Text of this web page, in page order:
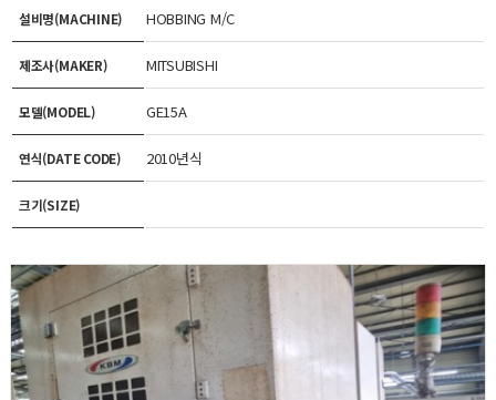
설비명(MACHINE) HOBBING M/C
제조사(MAKER) MITSUBISHI
모델(MODEL) GE15A
연식(DATE CODE) 2010년식
크기(SIZE)